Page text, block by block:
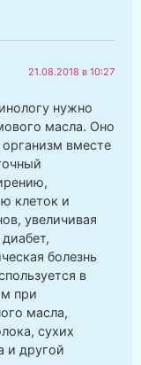
21.08.2018 в 10:27
нужно
масла. Оно
вместе
клеток и
увеличивая
болезнь
в
при
масла,
сухих
и другой